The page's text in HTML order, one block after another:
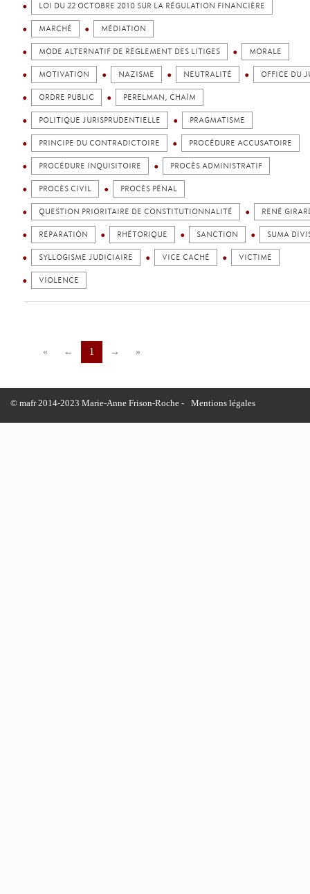
LOI DU 22 OCTOBRE 2010 SUR LA RÉGULATION FINANCIÈRE
MARCHÉ MÉDIATION
MODE ALTERNATIF DE RÈGLEMENT DES LITIGES MORALE
MOTIVATION NAZISME NEUTRALITÉ OFFICE DU
ORDRE PUBLIC PERELMAN, CHAÏM
POLITIQUE JURISPRUDENTIELLE PRAGMATISME
PRINCIPE DU CONTRADICTOIRE PROCÉDURE ACCUSATOIRE
PROCÉDURE INQUISITOIRE PROCÈS ADMINISTRATIF
PROCÈS CIVIL PROCÈS PÉNAL
QUESTION PRIORITAIRE DE CONSTITUTIONNALITÉ RENÉ
RÉPARATION RHÉTORIQUE SANCTION SUMA
SYLLOGISME JUDICIAIRE VICE CACHÉ VICTIME
VIOLENCE
« ← 1 → »
© mafr 2014-2023 Marie-Anne Frison-Roche - Mentions légales